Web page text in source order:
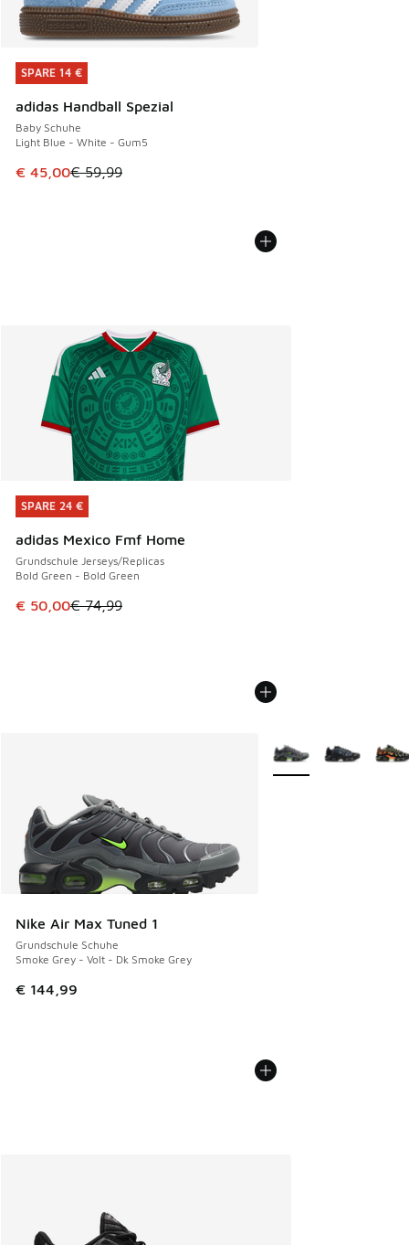
SPARE 14 €
adidas Handball Spezial
Baby Schuhe
Light Blue - White - Gum5
Dieser Artikel ist im Sale. Der Preis ist von € 59,99 auf €
€ 45,00€ 59,99
SPARE 14 €
SPARE 24 €
adidas Mexico Fmf Home
Grundschule Jerseys/Replicas
Bold Green - Bold Green
Dieser Artikel ist im Sale. Der Preis ist von € 74,99 auf €
€ 50,00€ 74,99
SPARE 24 €
Nike Air Max Tuned 1
Grundschule Schuhe
Smoke Grey - Volt - Dk Smoke Grey
€ 144,99
Weitere Farben